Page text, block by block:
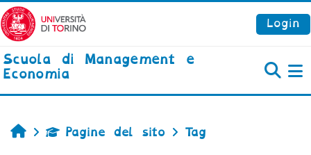
Vai al contenuto principale
Login
Scuola di Management e
Economia
HomePagine del sito Tag